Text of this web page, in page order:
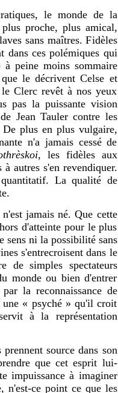
le monde de la
proche, plus amical,
sans maîtres. Fidèles
dans ces polémiques qui
à peine moins sommaire
le décrivent Celse et
Clerc revêt à nos yeux
pas la puissante vision
Jean Tauler contre les
De plus en plus vulgaire,
n'a jamais cessé de
, les fidèles aux
autres s'en revendiquer.
La qualité de
jamais né. Que cette
d'atteinte pour le plus
sens ni la possibilité sans
s'entrecroisent dans le
de simples spectateurs
monde ou bien d'entrer
la reconnaissance de
une « psyché » qu'il croit
à la représentation
source dans son
que cet esprit lui-
impuissance à imaginer
n'est-ce point ce que les